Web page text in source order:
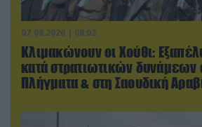
07.08.2026 | 08:02
Κλιμακώνουν οι Χούθι:
κατά στρατιωτικών δυνάμεων
Πλήγματα & στη Σαουδική